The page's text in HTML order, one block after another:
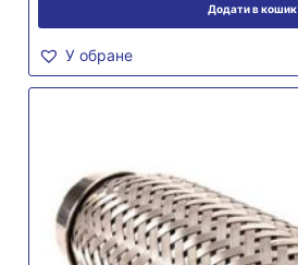
Додати в кошик
У обране